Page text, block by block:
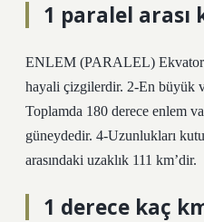
1 paralel arası
ENLEM (PARALEL)
hayali çizgilerdir. 2-En büyük
Toplamda 180 derece enlem
güneydedir. 4-Uzunlukları
arasındaki uzaklık 111 km’dir.
1 derece kaç